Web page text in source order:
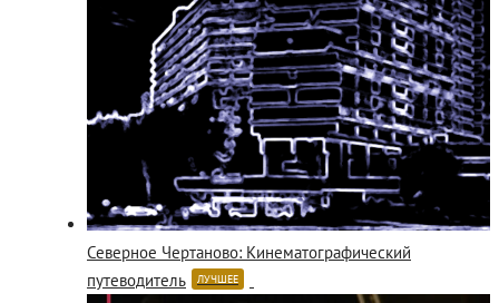
Северное Чертаново: Кинематографический
путеводитель
ЛУЧШЕЕ